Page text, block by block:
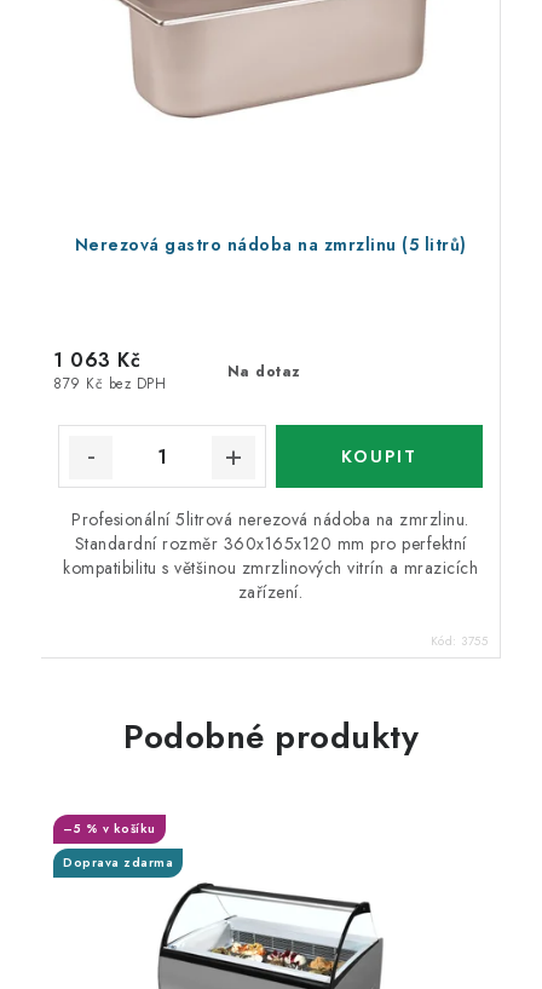
Nerezová gastro nádoba na zmrzlinu (5 litrů)
Na dotaz
879 Kč bez DPH
1 063 Kč
Profesionální 5litrová nerezová nádoba na zmrzlinu.
Standardní rozměr 360x165x120 mm pro perfektní
kompatibilitu s většinou zmrzlinových vitrín a mrazicích
zařízení.
Kód: 3755
Podobné produkty
Doprava zdarma
–5 % v košíku